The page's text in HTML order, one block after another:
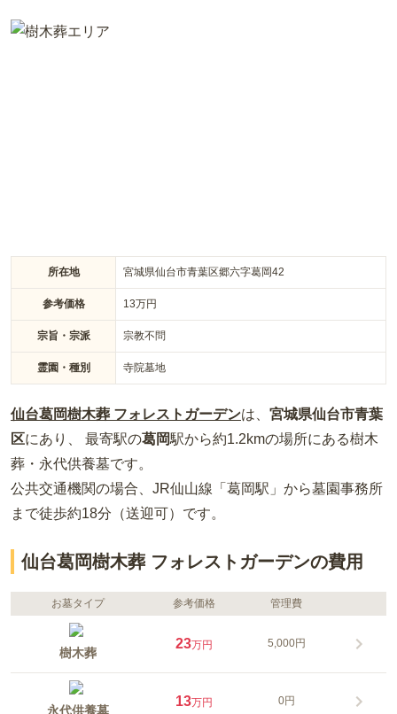
所在地 宮城県仙台市青葉区郷六字葛岡42
参考価格 13万円
宗旨・宗派 宗教不問
霊園・種別 寺院墓地
仙台葛岡樹木葬 フォレストガーデンは、 宮城県仙台市青葉
区にあり、 最寄駅の葛岡駅から約1.2kmの場所にある樹木
葬・永代供養墓です。
公共交通機関の場合 、JR仙山線「葛岡駅」から墓園事務所
まで徒歩約18分（送迎可） です。
仙台葛岡樹木葬 フォレストガーデンの費用
お墓タイプ 参考価格 管理費
樹木葬
23万円 5,000円
永代供養墓
13万円 0円